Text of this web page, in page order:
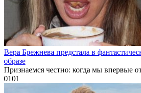
Вера Брежнева предстала в
образе
Признаемся честно: когда мы впервые
0101